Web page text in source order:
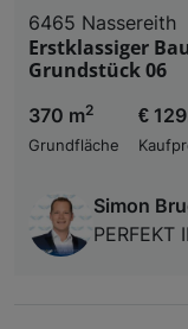
6465 Nassereith
Erstklassiger
Grundstück 06
370 m2
Grundfläche
€
Simon
PERFEKT